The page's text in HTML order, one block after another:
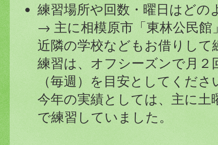
練習場所や回数・曜日はど
→ 主に相模原市「東林公民館
近隣の学校などもお借りし
練習は、オフシーズンで月２
（毎週）を目安としてくださ
今年の実績としては、主に土
で練習していました。